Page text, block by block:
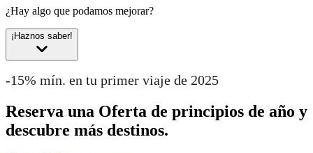
¿Hay algo que podamos mejorar?
¡Haznos saber!
-15% mín. en tu primer viaje de 2025
Reserva una Oferta de principios de año y
descubre más destinos.